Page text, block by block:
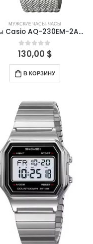
МУЖСКИЕ ЧАСЫ,ЧАСЫ
Часы Casio AQ-230EM-2ADF
0out of 5
130,00 $
В КОРЗИНУ